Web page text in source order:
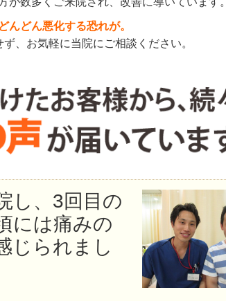
んどん悪化する恐れが。
、お気軽に当院にご相談ください。
し、3回目の
には痛みの
じられまし